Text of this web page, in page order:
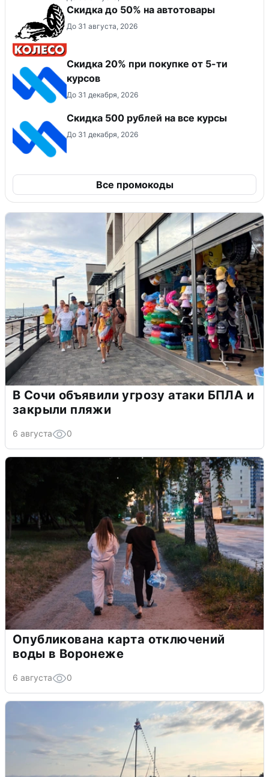
Скидка до 50% на автотовары
До 31 августа, 2026
Скидка 20% при покупке от 5-ти
курсов
До 31 декабря, 2026
Скидка 500 рублей на все курсы
До 31 декабря, 2026
Все промокоды
В Сочи объявили угрозу атаки БПЛА и
закрыли пляжи
6 августа 0
Опубликована карта отключений
воды в Воронеже
6 августа 0